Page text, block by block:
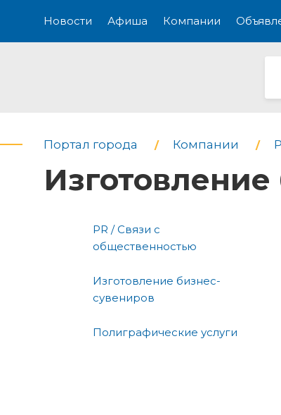
Новости Афиша Компании
Портал города Компании
PR / Связи с
общественностью
Изготовление бизнес-
сувениров
Полиграфические услуги